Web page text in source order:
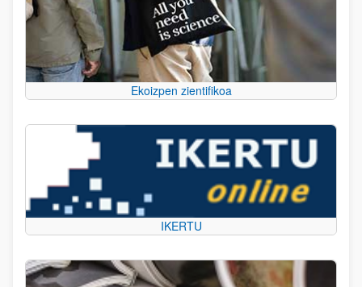
Ekoizpen zientifikoa
IKERTU